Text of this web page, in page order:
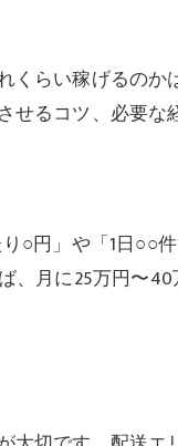
らい稼げるの
るコツ、必要な
○円」や「1日
月に25万円〜